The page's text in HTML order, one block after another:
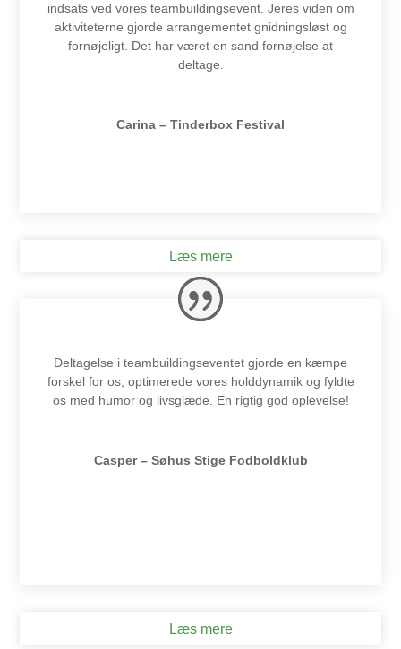
indsats ved vores teambuildingsevent. Jeres viden om
aktiviteterne gjorde arrangementet gnidningsløst og
fornøjeligt. Det har været en sand fornøjelse at
deltage.
Carina – Tinderbox Festival
Læs mere
Deltagelse i teambuildingseventet gjorde en kæmpe
forskel for os, optimerede vores holddynamik og fyldte
os med humor og livsglæde. En rigtig god oplevelse!
Casper – Søhus Stige Fodboldklub
Læs mere